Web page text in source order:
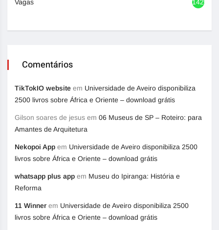
Vagas 1420
Comentários
TikTokIO website em Universidade de Aveiro disponibiliza
2500 livros sobre África e Oriente – download grátis
Gilson soares de jesus em 06 Museus de SP – Roteiro: para
Amantes de Arquitetura
Nekopoi App em Universidade de Aveiro disponibiliza 2500
livros sobre África e Oriente – download grátis
whatsapp plus app em Museu do Ipiranga: História e
Reforma
11 Winner em Universidade de Aveiro disponibiliza 2500
livros sobre África e Oriente – download grátis